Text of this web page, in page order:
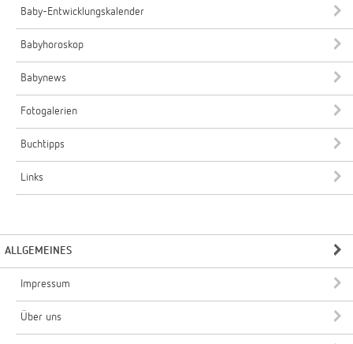
Baby-Entwicklungskalender
Babyhoroskop
Babynews
Fotogalerien
Buchtipps
Links
ALLGEMEINES
Impressum
Über uns